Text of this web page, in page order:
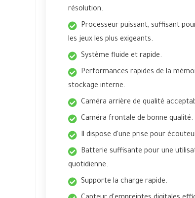
résolution.
Processeur puissant, suffisant
les jeux les plus exigeants.
Système fluide et rapide.
Performances rapides de la
stockage interne.
Caméra arrière de qualité
Caméra frontale de bonne qualité.
Il dispose d'une prise pour
Batterie suffisante pour une
quotidienne.
Supporte la charge rapide.